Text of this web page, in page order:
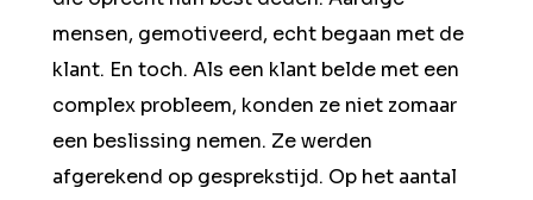
mensen, gemotiveerd, echt begaan met de
klant. En toch. Als een klant belde met een
complex probleem, konden ze niet zomaar
een beslissing nemen. Ze werden
afgerekend op gesprekstijd. Op het aantal